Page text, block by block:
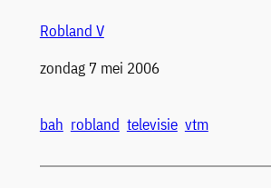
Robland V
Datum
zondag 7 mei 2006
bah robland televisie vtm